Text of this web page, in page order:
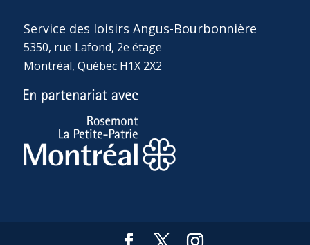
Service des loisirs Angus-Bourbonnière
5350, rue Lafond, 2e étage
Montréal, Québec H1X 2X2